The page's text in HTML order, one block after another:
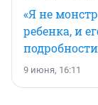
«Я не
ребенка, и
подробности
9 июня, 16:11